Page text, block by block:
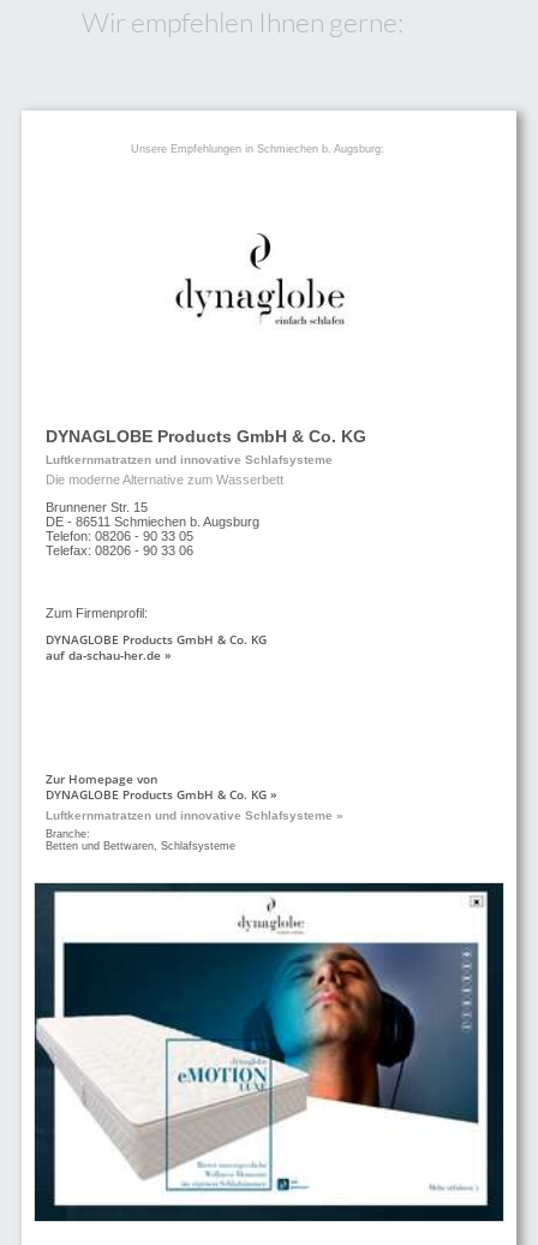
Wir empfehlen Ihnen gerne:
Unsere Empfehlungen in Schmiechen b. Augsburg:
DYNAGLOBE Products GmbH & Co. KG
Luftkernmatratzen und innovative Schlafsysteme
Die moderne Alternative zum Wasserbett
Brunnener Str. 15
DE - 86511 Schmiechen b. Augsburg
Telefon: 08206 - 90 33 05
Telefax: 08206 - 90 33 06
Zum Firmenprofil:
DYNAGLOBE Products GmbH & Co. KG
auf da-schau-her.de »
Zur Homepage von
DYNAGLOBE Products GmbH & Co. KG »
Luftkernmatratzen und innovative Schlafsysteme »
Branche:
Betten und Bettwaren, Schlafsysteme